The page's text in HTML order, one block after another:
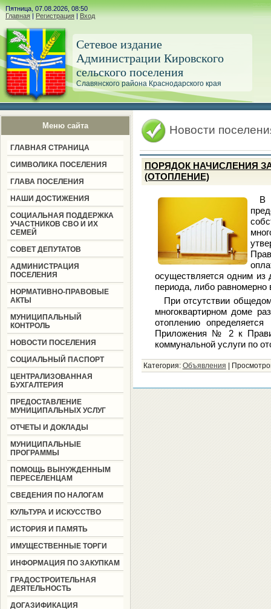
Пятница, 07.08.2026, 08:50
Главная | Регистрация | Вход
Сетевое издание
Администрации Кировского
сельского поселения
Славянского района Краснодарского края
Меню сайта
ГЛАВНАЯ СТРАНИЦА
СИМВОЛИКА ПОСЕЛЕНИЯ
ГЛАВА ПОСЕЛЕНИЯ
НАШИ ДОСТИЖЕНИЯ
СОЦИАЛЬНАЯ ПОДДЕРЖКА
УЧАСТНИКОВ СВО И ИХ
СЕМЕЙ
СОВЕТ ДЕПУТАТОВ
АДМИНИСТРАЦИЯ
ПОСЕЛЕНИЯ
НОРМАТИВНО-ПРАВОВЫЕ
АКТЫ
МУНИЦИПАЛЬНЫЙ
КОНТРОЛЬ
НОВОСТИ ПОСЕЛЕНИЯ
СОЦИАЛЬНЫЙ ПАСПОРТ
ЦЕНТРАЛИЗОВАННАЯ
БУХГАЛТЕРИЯ
ПРЕДОСТАВЛЕНИЕ
МУНИЦИПАЛЬНЫХ УСЛУГ
ОТЧЕТЫ И ДОКЛАДЫ
МУНИЦИПАЛЬНЫЕ
ПРОГРАММЫ
ПОМОЩЬ ВЫНУЖДЕННЫМ
ПЕРЕСЕЛЕНЦАМ
СВЕДЕНИЯ ПО НАЛОГАМ
КУЛЬТУРА И ИСКУССТВО
ИСТОРИЯ И ПАМЯТЬ
ИМУЩЕСТВЕННЫЕ ТОРГИ
ИНФОРМАЦИЯ ПО ЗАКУПКАМ
ГРАДОСТРОИТЕЛЬНАЯ
ДЕЯТЕЛЬНОСТЬ
ДОГАЗИФИКАЦИЯ
Новости
ПОРЯДОК НАЧИСЛЕНИЯ
(ОТОПЛЕНИЕ)
В
осуществляется одним из
периода, либо равномерно
При отсутствии
многоквартирном доме
отоплению
Приложения № 2 к
коммунальной услуги по
Категория: Объявления